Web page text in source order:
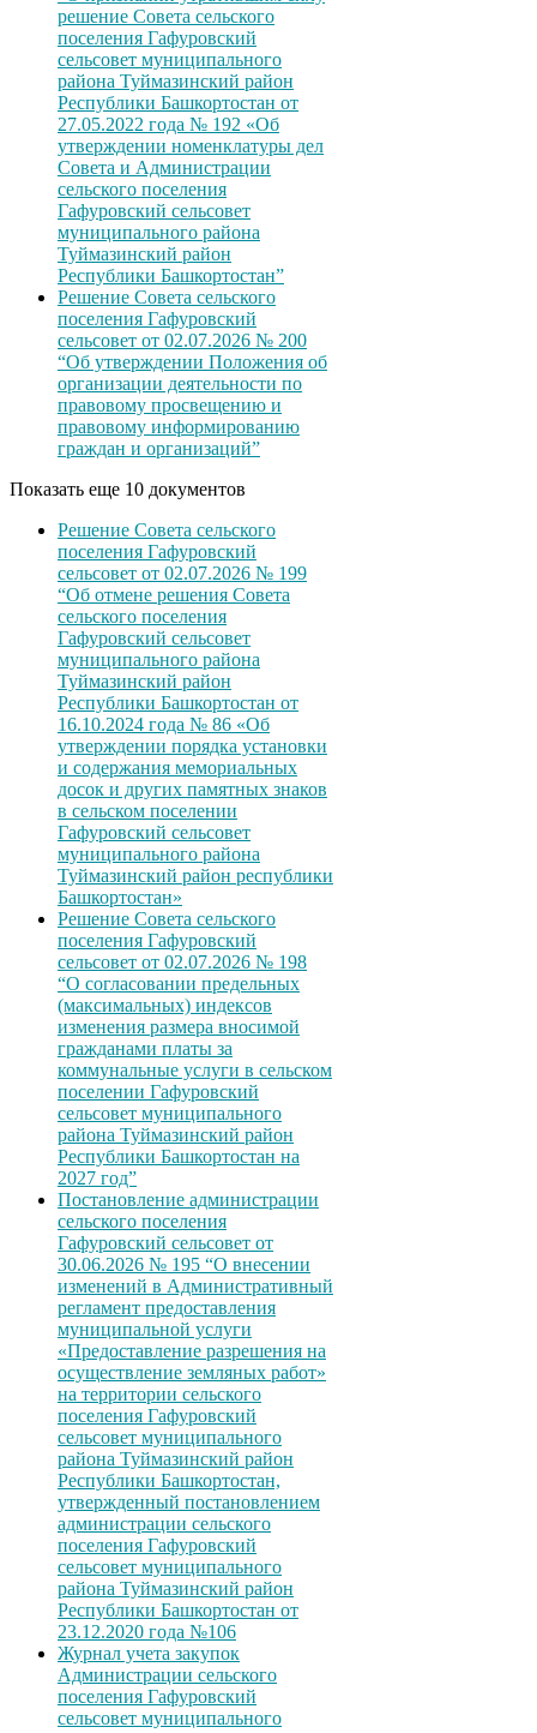
решение Совета сельского
поселения Гафуровский
сельсовет муниципального
района Туймазинский район
Республики Башкортостан от
27.05.2022 года № 192 «Об
утверждении номенклатуры дел
Совета и Администрации
сельского поселения
Гафуровский сельсовет
муниципального района
Туймазинский район
Республики Башкортостан”
Решение Совета сельского
поселения Гафуровский
сельсовет от 02.07.2026 № 200
“Об утверждении Положения об
организации деятельности по
правовому просвещению и
правовому информированию
граждан и организаций”
Показать еще 10 документов
Решение Совета сельского
поселения Гафуровский
сельсовет от 02.07.2026 № 199
“Об отмене решения Совета
сельского поселения
Гафуровский сельсовет
муниципального района
Туймазинский район
Республики Башкортостан от
16.10.2024 года № 86 «Об
утверждении порядка установки
и содержания мемориальных
досок и других памятных знаков
в сельском поселении
Гафуровский сельсовет
муниципального района
Туймазинский район республики
Башкортостан»
Решение Совета сельского
поселения Гафуровский
сельсовет от 02.07.2026 № 198
“О согласовании предельных
(максимальных) индексов
изменения размера вносимой
гражданами платы за
коммунальные услуги в сельском
поселении Гафуровский
сельсовет муниципального
района Туймазинский район
Республики Башкортостан на
2027 год”
Постановление администрации
сельского поселения
Гафуровский сельсовет от
30.06.2026 № 195 “О внесении
изменений в Административный
регламент предоставления
муниципальной услуги
«Предоставление разрешения на
осуществление земляных работ»
на территории сельского
поселения Гафуровский
сельсовет муниципального
района Туймазинский район
Республики Башкортостан,
утвержденный постановлением
администрации сельского
поселения Гафуровский
сельсовет муниципального
района Туймазинский район
Республики Башкортостан от
23.12.2020 года №106
Журнал учета закупок
Администрации сельского
поселения Гафуровский
сельсовет муниципального